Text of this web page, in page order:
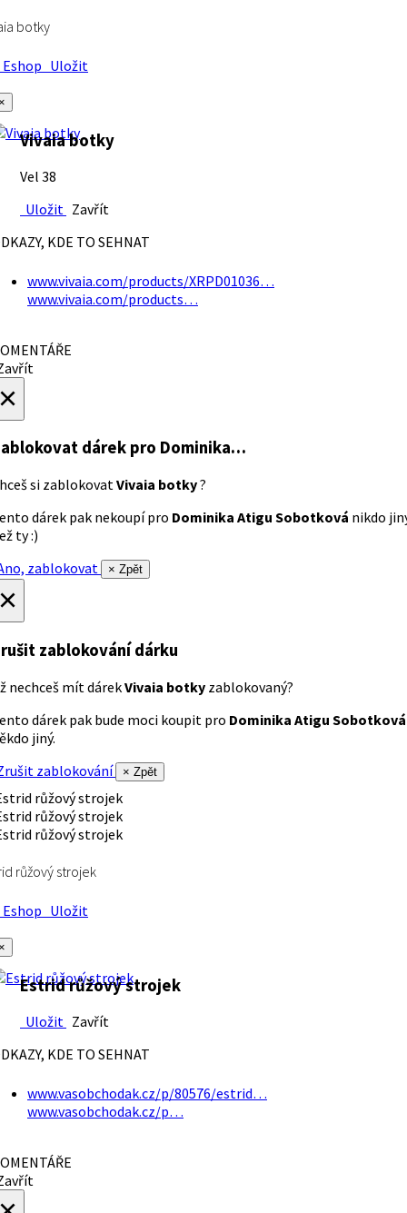
botky
Uložit
Vivaia botky
Vel 38
Uložit Zavřít
KDE TO SEHNAT
www.vivaia.com/products/XRPD01036…
www.vivaia.com/products…
dárek pro Dominika…
si zablokovatVivaia botky?
dárek pak nekoupí pro Dominika Atigu Sobotková nikdo
ty :)
zablokovat
× Zpět
zablokování dárku
nechceš mít dárekVivaia botky zablokovaný?
dárek pak bude moci koupit pro Dominika Atigu Sobotková
jiný.
zablokování
× Zpět
růžový strojek
Uložit
Estrid růžový strojek
Uložit Zavřít
KDE TO SEHNAT
www.vasobchodak.cz/p/80576/estrid…
www.vasobchodak.cz/p…